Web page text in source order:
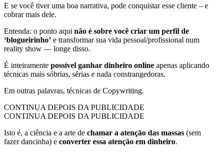
E se você tiver uma boa narrativa, pode conquistar esse cliente – e
cobrar mais dele.
Entenda: o ponto aqui não é sobre você criar um perfil de
‘blogueirinho’ e transformar sua vida pessoal/profissional num
reality show — longe disso.
É inteiramente possível ganhar dinheiro online apenas aplicando
técnicas mais sóbrias, sérias e nada constrangedoras.
Em outras palavras, técnicas de Copywriting.
CONTINUA DEPOIS DA PUBLICIDADE
CONTINUA DEPOIS DA PUBLICIDADE
Isto é, a ciência e a arte de chamar a atenção das massas (sem
fazer dancinha) e converter essa atenção em dinheiro.